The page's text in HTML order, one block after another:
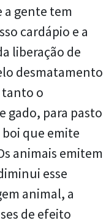
a gente tem
cardápio e a
liberação de
desmatamento
tanto o
gado, para pasto
que emite
animais emitem
esse
animal, a
de efeito